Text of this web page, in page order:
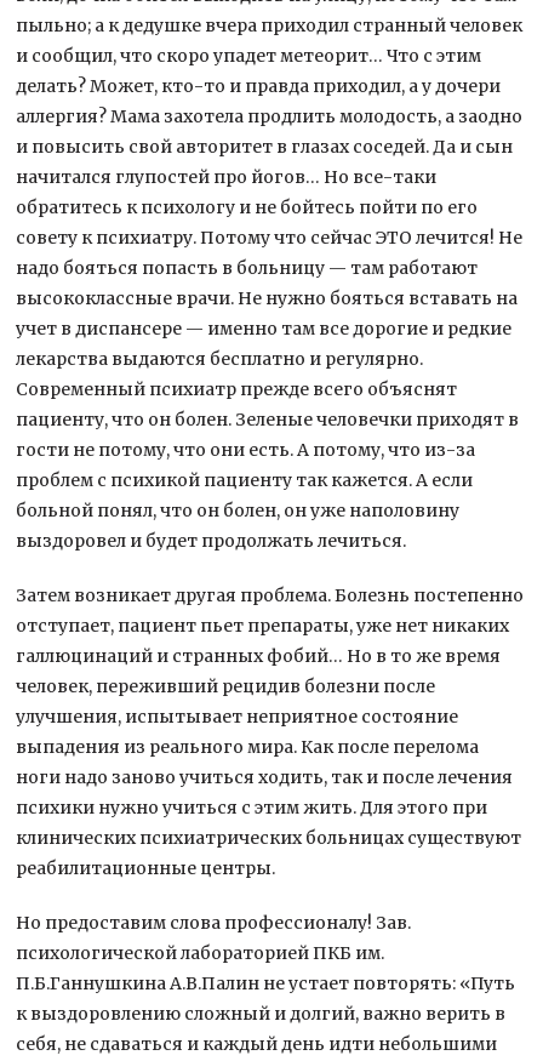
пыльно; а к дедушке вчера приходил странный человек
и сообщил, что скоро упадет метеорит… Что с этим
делать? Может, кто-то и правда приходил, а у дочери
аллергия? Мама захотела продлить молодость, а заодно
и повысить свой авторитет в глазах соседей. Да и сын
начитался глупостей про йогов… Но все-таки
обратитесь к психологу и не бойтесь пойти по его
совету к психиатру. Потому что сейчас ЭТО лечится! Не
надо бояться попасть в больницу — там работают
высококлассные врачи. Не нужно бояться вставать на
учет в диспансере — именно там все дорогие и редкие
лекарства выдаются бесплатно и регулярно.
Современный психиатр прежде всего объяснят
пациенту, что он болен. Зеленые человечки приходят в
гости не потому, что они есть. А потому, что из-за
проблем с психикой пациенту так кажется. А если
больной понял, что он болен, он уже наполовину
выздоровел и будет продолжать лечиться.
Затем возникает другая проблема. Болезнь постепенно
отступает, пациент пьет препараты, уже нет никаких
галлюцинаций и странных фобий… Но в то же время
человек, переживший рецидив болезни после
улучшения, испытывает неприятное состояние
выпадения из реального мира. Как после перелома
ноги надо заново учиться ходить, так и после лечения
психики нужно учиться с этим жить. Для этого при
клинических психиатрических больницах существуют
реабилитационные центры.
Но предоставим слова профессионалу! Зав.
психологической лабораторией ПКБ им.
П.Б.Ганнушкина А.В.Палин не устает повторять: «Путь
к выздоровлению сложный и долгий, важно верить в
себя, не сдаваться и каждый день идти небольшими